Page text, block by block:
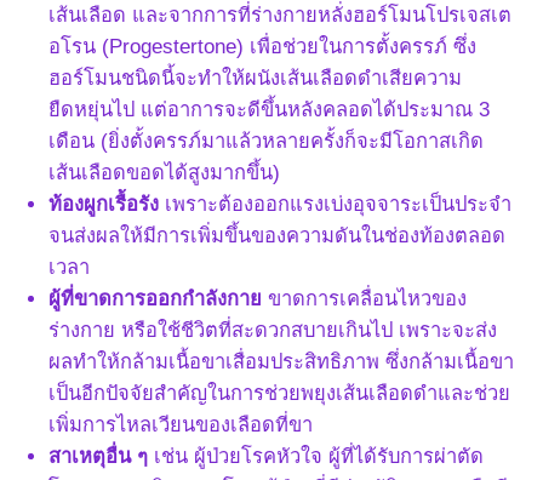
เส้นเลือด และจากการที่ร่างกายหลั่งฮอร์โมนโปรเจสเต
อโรน (Progestertone) เพื่อช่วยในการตั้งครรภ์ ซึ่ง
ฮอร์โมนชนิดนี้จะทำให้ผนังเส้นเลือดดำเสียความ
ยืดหยุ่นไป แต่อาการจะดีขึ้นหลังคลอดได้ประมาณ 3
เดือน (ยิ่งตั้งครรภ์มาแล้วหลายครั้งก็จะมีโอกาสเกิด
เส้นเลือดขอดได้สูงมากขึ้น)
ท้องผูกเรื้อรังเพราะต้องออกแรงเบ่งอุจจาระเป็นประจำ
จนส่งผลให้มีการเพิ่มขึ้นของความดันในช่องท้องตลอด
เวลา
ผู้ที่ขาดการออกกำลังกาย ขาดการเคลื่อนไหวของ
ร่างกาย หรือใช้ชีวิตที่สะดวกสบายเกินไป เพราะจะส่ง
ผลทำให้กล้ามเนื้อขาเสื่อมประสิทธิภาพ ซึ่งกล้ามเนื้อขา
เป็นอีกปัจจัยสำคัญในการช่วยพยุงเส้นเลือดดำและช่วย
เพิ่มการไหลเวียนของเลือดที่ขา
สาเหตุอื่น ๆเช่น ผู้ป่วยโรคหัวใจ ผู้ที่ได้รับการผ่าตัด